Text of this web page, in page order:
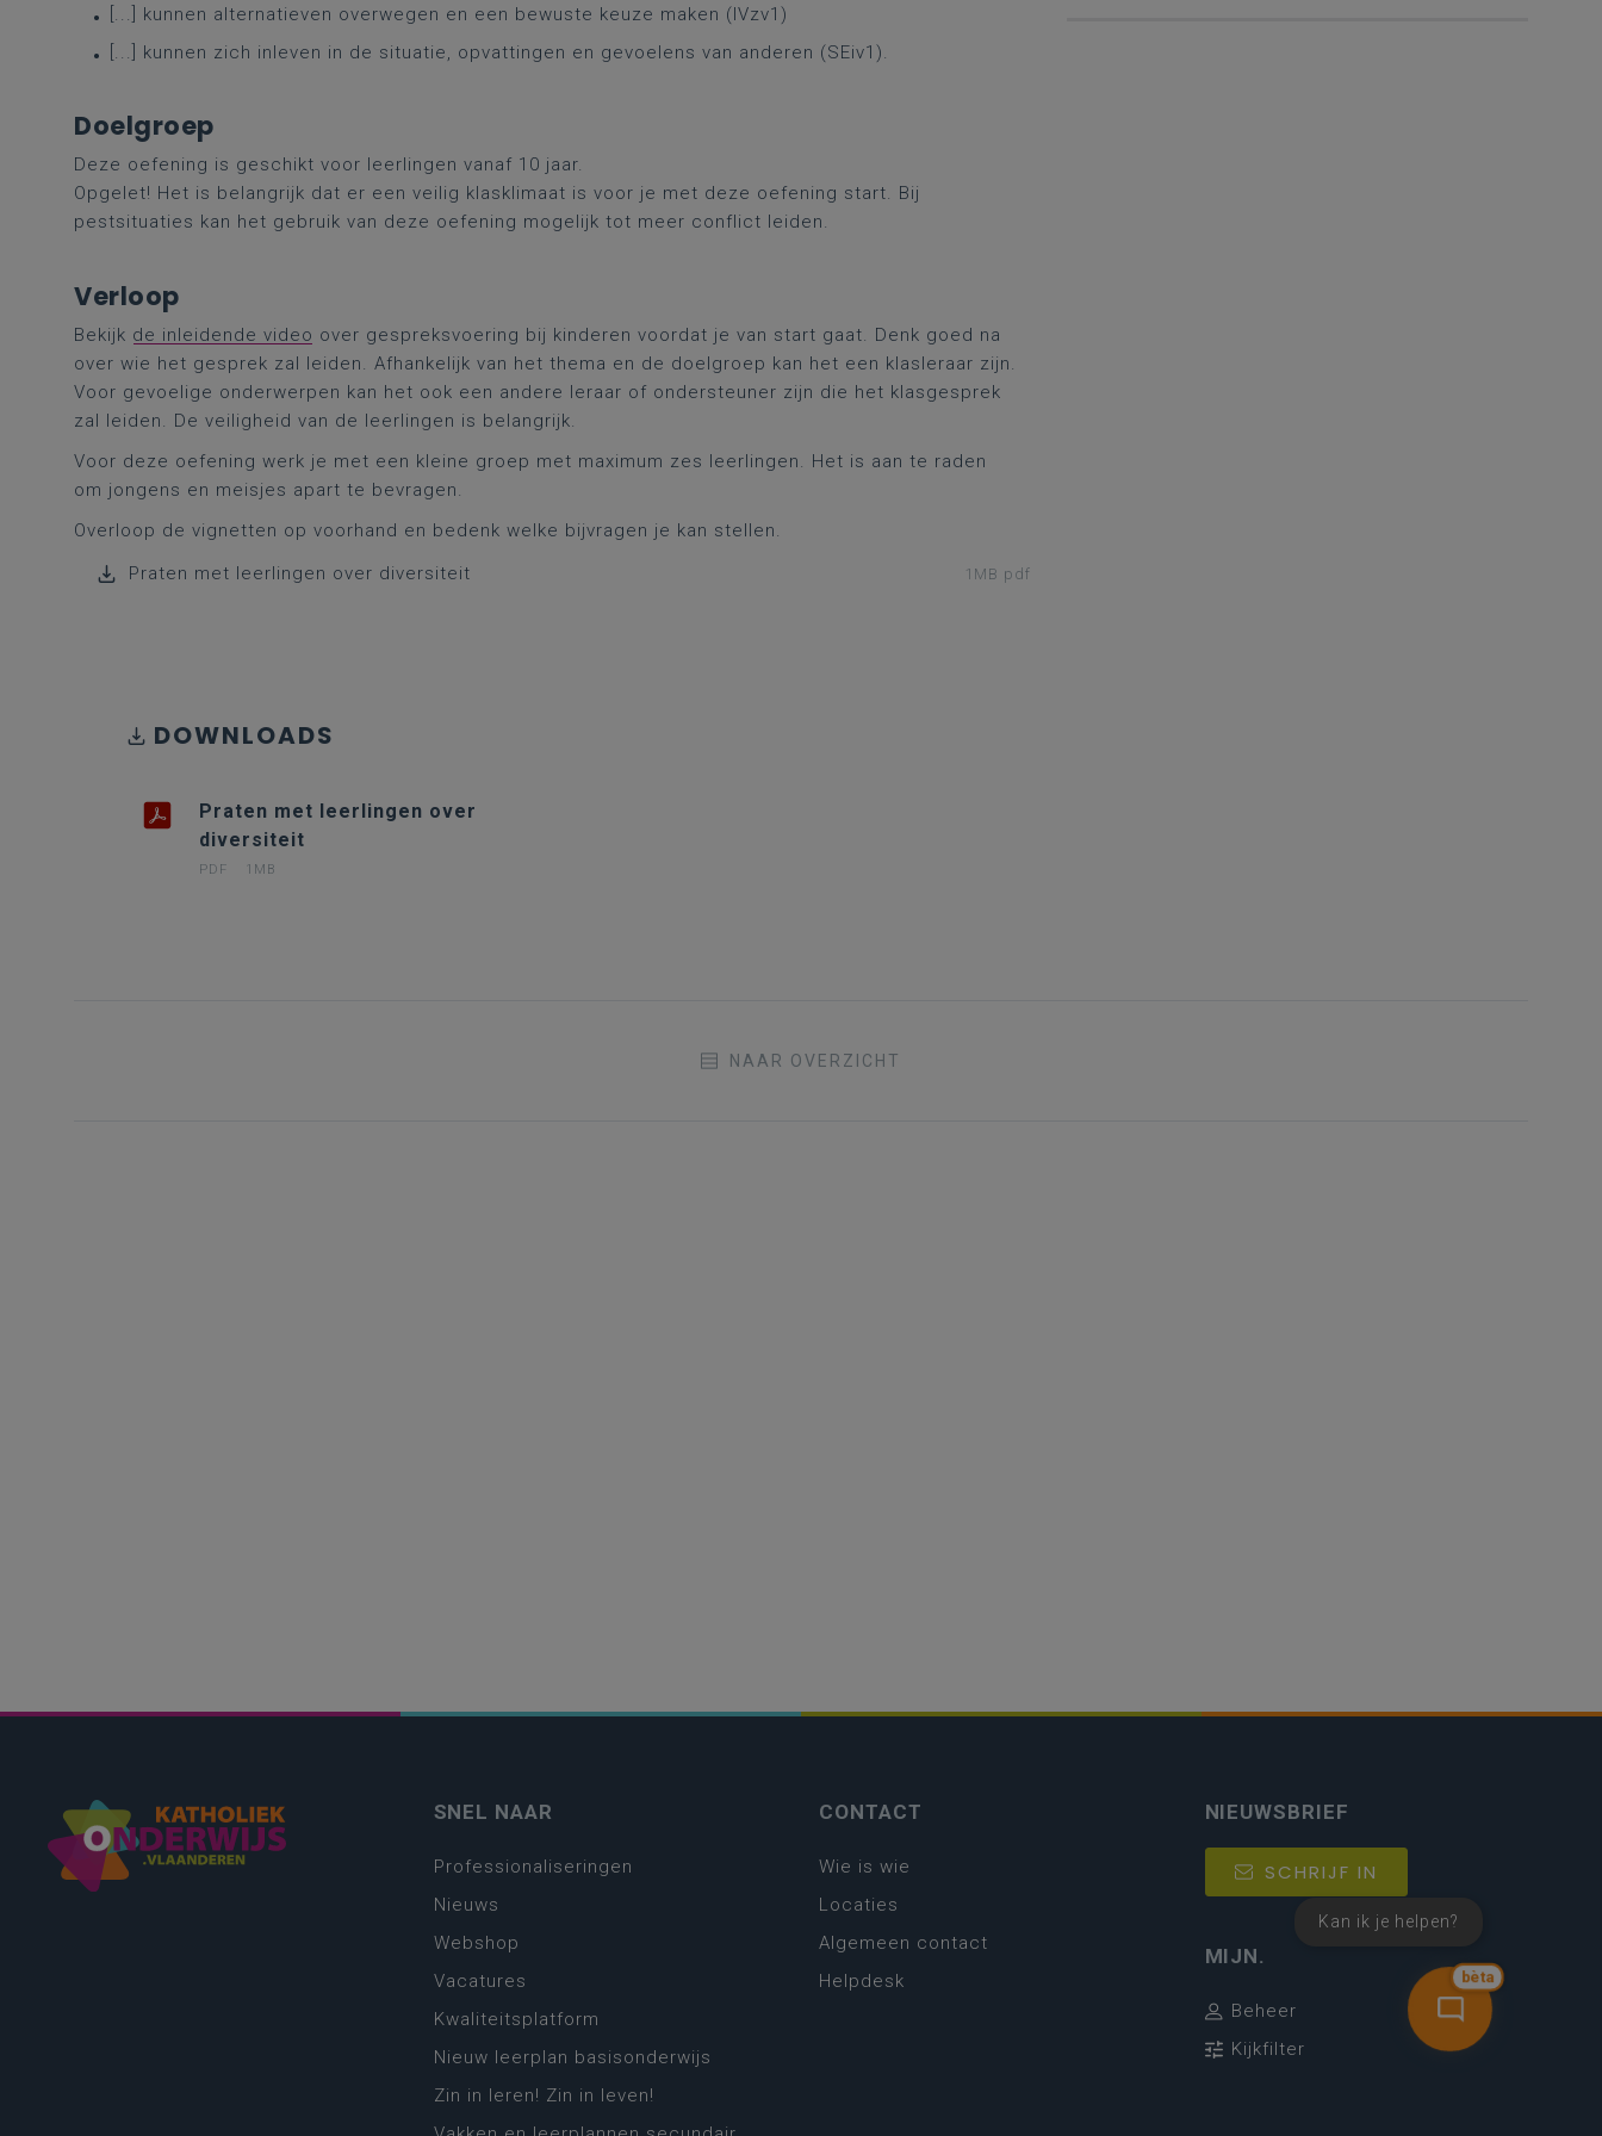
[...] kunnen alternatieven overwegen en een bewuste keuze maken (IVzv1)
[...] kunnen zich inleven in de situatie, opvattingen en gevoelens van anderen (SEiv1).
Doelgroep
Deze oefening is geschikt voor leerlingen vanaf 10 jaar.
Opgelet! Het is belangrijk dat er een veilig klasklimaat is voor je met deze oefening start. Bij
pestsituaties kan het gebruik van deze oefening mogelijk tot meer conflict leiden.
Verloop
Bekijk de inleidende video over gespreksvoering bij kinderen voordat je van start gaat. Denk goed na
over wie het gesprek zal leiden. Afhankelijk van het thema en de doelgroep kan het een klasleraar zijn.
Voor gevoelige onderwerpen kan het ook een andere leraar of ondersteuner zijn die het klasgesprek
zal leiden. De veiligheid van de leerlingen is belangrijk.
Voor deze oefening werk je met een kleine groep met maximum zes leerlingen. Het is aan te raden
om jongens en meisjes apart te bevragen.
Overloop de vignetten op voorhand en bedenk welke bijvragen je kan stellen.
Praten met leerlingen over diversiteit
1MB pdf
DOWNLOADS
Praten met leerlingen over
diversiteit
PDF 1MB
NAAR OVERZICHT
bèta
Kan ik je helpen?
SNEL NAAR
Professionaliseringen
Nieuws
Webshop
Vacatures
Kwaliteitsplatform
Nieuw leerplan basisonderwijs
Zin in leren! Zin in leven!
CONTACT
Wie is wie
Locaties
Algemeen contact
Helpdesk
NIEUWSBRIEF
SCHRIJF IN
MIJN.
Beheer
Kijkfilter